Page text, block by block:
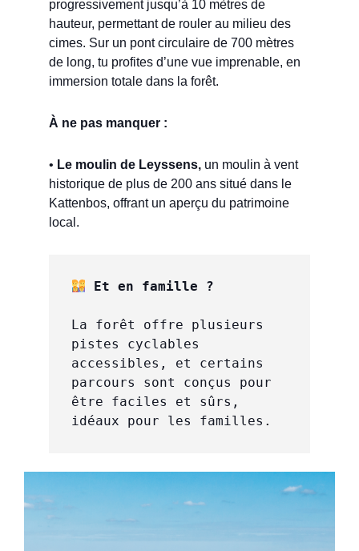
progressivement jusqu’à 10 mètres de
hauteur, permettant de rouler au milieu des
cimes. Sur un pont circulaire de 700 mètres
de long, tu profites d’une vue imprenable, en
immersion totale dans la forêt.
À ne pas manquer :
• Le moulin de Leyssens, un moulin à vent
historique de plus de 200 ans situé dans le
Kattenbos, offrant un aperçu du patrimoine
local.
Et en famille ?
La forêt offre plusieurs
pistes cyclables
accessibles, et certains
parcours sont conçus pour
être faciles et sûrs,
idéaux pour les familles.